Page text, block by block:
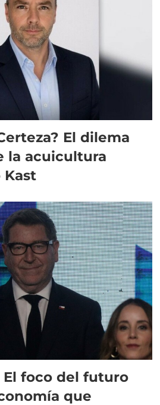
El dilema
la acuicultura
El foco del futuro
que